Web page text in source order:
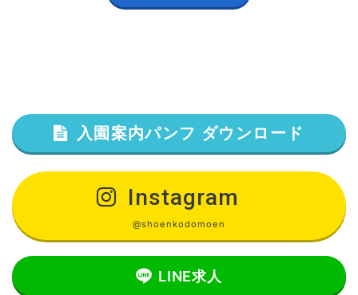
入園案内パンフ ダウンロード
Instagram
@shoenkodomoen
LINE求人